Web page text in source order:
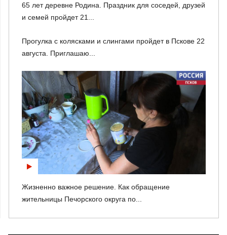
65 лет деревне Родина. Праздник для соседей, друзей
и семей пройдет 21...
Прогулка с колясками и слингами пройдет в Пскове 22
августа. Приглашаю...
Жизненно важное решение. Как обращение
жительницы Печорского округа по...